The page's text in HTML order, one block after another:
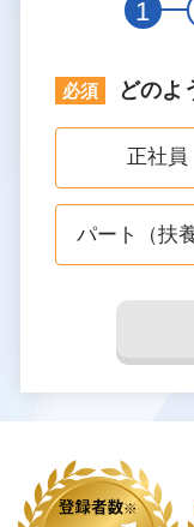
1
どのよ
正社員
パート（扶